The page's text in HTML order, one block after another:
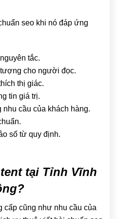
seo khi nó đáp ứng
tắc.
cho người đọc.
thị giác.
tin giá trị.
cầu của khách hàng.
số từ quy định.
tại Tỉnh Vĩnh
cấp cũng như nhu cầu của